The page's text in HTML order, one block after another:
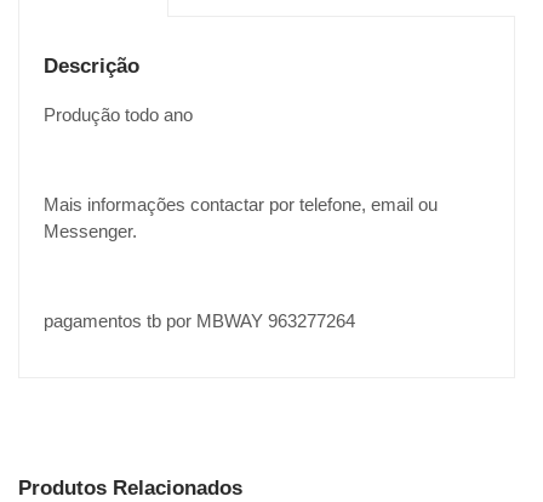
Descrição
Produção todo ano
Mais informações contactar por telefone, email ou
Messenger.
pagamentos tb por MBWAY 963277264
Produtos Relacionados